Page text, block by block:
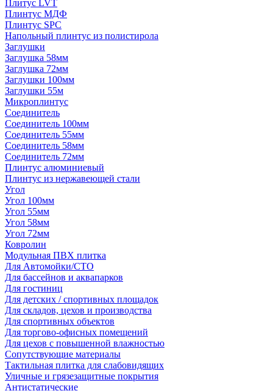
Плитус LVT
Плинтус МДФ
Плинтус SPC
Напольный плинтус из полистирола
Заглушки
Заглушка 58мм
Заглушка 72мм
Заглушки 100мм
Заглушки 55м
Микроплинтус
Соединитель
Соединитель 100мм
Соединитель 55мм
Соединитель 58мм
Соединитель 72мм
Плинтус алюминиевый
Плинтус из нержавеющей стали
Угол
Угол 100мм
Угол 55мм
Угол 58мм
Угол 72мм
Ковролин
Модульная ПВХ плитка
Для Автомойки/СТО
Для бассейнов и аквапарков
Для гостиниц
Для детских / спортивных площадок
Для складов, цехов и производства
Для спортивных объектов
Для торгово-офисных помещений
Для цехов с повышенной влажностью
Сопутствующие материалы
Тактильная плитка для слабовидящих
Уличные и грязезащитные покрытия
Антистатические